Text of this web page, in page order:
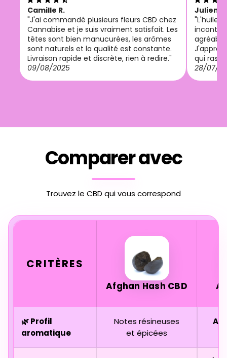
Camille R.
"J'ai commandé plusieurs fleurs CBD chez
Cannabise et je suis vraiment satisfait. Les
têtes sont bien manucurées, les arômes
sont naturels et la qualité est constante.
Livraison rapide et discrète, rien à redire."
09/08/2025
Julien
"L'huile
qui
28/07/
Comparer avec
Trouvez le CBD qui vous correspond
CRITÈRES
Afghan Hash CBD
🌿 Profil
aromatique
Notes résineuses
et épicées